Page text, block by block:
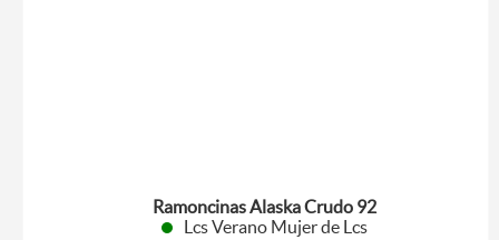
Ramoncinas Alaska Crudo 92
Lcs Verano Mujer de Lcs